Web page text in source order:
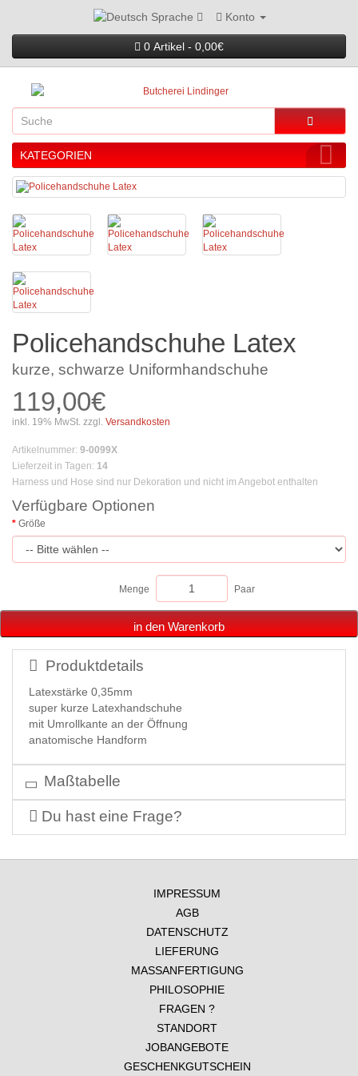
Sprache Konto
0 Artikel - 0,00€
KATEGORIEN
Policehandschuhe Latex
kurze, schwarze Uniformhandschuhe
119,00€
inkl. 19% MwSt. zzgl. Versandkosten
Artikelnummer: 9-0099X
Lieferzeit in Tagen: 14
Harness und Hose sind nur Dekoration und nicht im Angebot enthalten
Verfügbare Optionen
Größe
Menge Paar
in den Warenkorb
Produktdetails
Latexstärke 0,35mm
super kurze Latexhandschuhe
mit Umrollkante an der Öffnung
anatomische Handform
Maßtabelle
Du hast eine Frage?
IMPRESSUM
AGB
DATENSCHUTZ
LIEFERUNG
MASSANFERTIGUNG
PHILOSOPHIE
FRAGEN ?
STANDORT
JOBANGEBOTE
GESCHENKGUTSCHEIN